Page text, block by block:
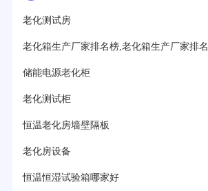
老化测试房
老化箱生产厂家排名榜,老化箱生产厂家排名
储能电源老化柜
老化测试柜
恒温老化房墙壁隔板
老化房设备
恒温恒湿试验箱哪家好